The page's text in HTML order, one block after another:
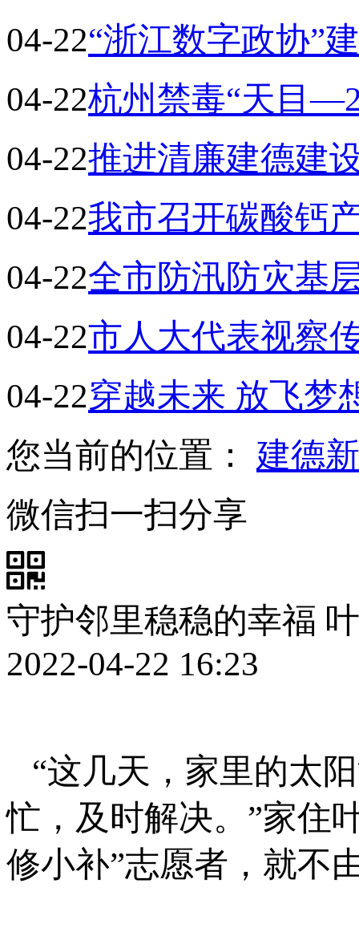
04-22“浙江数字政协”
04-22杭州禁毒“天目
04-22推进清廉建德建
04-22我市召开碳酸钙
04-22全市防汛防灾基
04-22市人大代表视察
04-22穿越未来 放飞梦
您当前的位置： 建德
微信扫一扫分享
守护邻里稳稳的幸福
2022-04-22 16:23
“这几天，家里的太
忙，及时解决。”家住
修小补”志愿者，就不